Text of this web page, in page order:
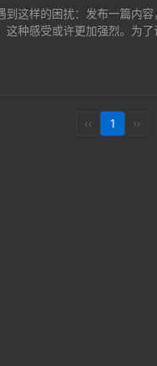
到这样的困扰：发布一篇内
这种感受或许更加强烈。为
‹‹ 1 ››